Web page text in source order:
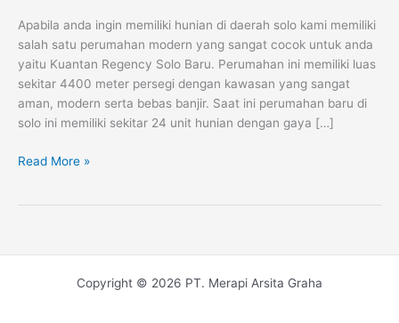
Apabila anda ingin memiliki hunian di daerah solo kami memiliki
salah satu perumahan modern yang sangat cocok untuk anda
yaitu Kuantan Regency Solo Baru. Perumahan ini memiliki luas
sekitar 4400 meter persegi dengan kawasan yang sangat
aman, modern serta bebas banjir. Saat ini perumahan baru di
solo ini memiliki sekitar 24 unit hunian dengan gaya […]
Gaya
Modern
Tropis
Read More »
Copyright © 2026 PT. Merapi Arsita Graha